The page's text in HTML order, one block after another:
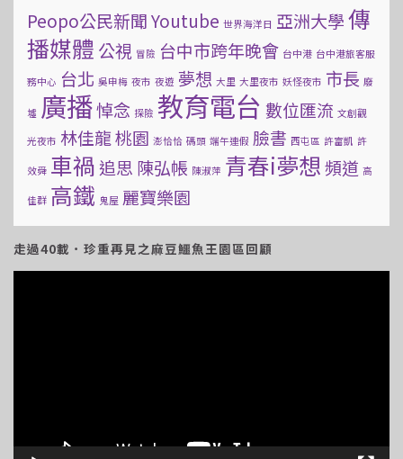
Peopo公民新聞Youtube 世界海洋日 亞洲大學傳
播媒體 公視 冒險 台中市跨年晚會 台中港 台中港旅客服
務中心 台北 吳申梅 夜市 夜遊 夢想 大里 大里夜市 妖怪夜市 市長 廢
墟 廣播悼念 探險 教育電台 數位匯流 文創觀
光夜市 林佳龍桃園 澎恰恰 碼頭 端午連假 臉書 西屯區 許富凱 許
效舜 車禍追思 陳弘帳 陳淑萍 青春i夢想頻道 高
佳群 高鐵 鬼屋 麗寶樂園
走過40載．珍重再見之麻豆鱷魚王園區回顧